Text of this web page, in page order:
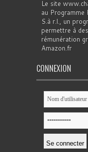
Le site
au Programme
S.à r.l., un
permettre à
rémunération
Amazon.fr
CONNEXION